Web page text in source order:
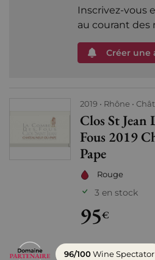
Inscrivez-vous
au courant des
Créer une
2019 Rhône
Clos St Jean
Fous 2019
Pape
Rouge
3 en stock
95€
96/100Wine Spectator